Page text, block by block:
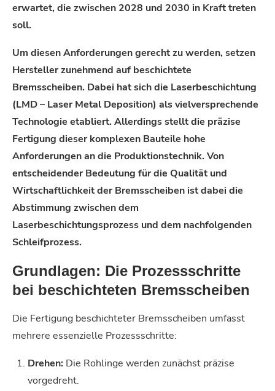
erwartet, die zwischen 2028 und 2030 in Kraft treten
soll.
Um diesen Anforderungen gerecht zu werden, setzen
Hersteller zunehmend auf beschichtete
Bremsscheiben. Dabei hat sich die Laserbeschichtung
(LMD – Laser Metal Deposition) als vielversprechende
Technologie etabliert. Allerdings stellt die präzise
Fertigung dieser komplexen Bauteile hohe
Anforderungen an die Produktionstechnik. Von
entscheidender Bedeutung für die Qualität und
Wirtschaftlichkeit der Bremsscheiben ist dabei die
Abstimmung zwischen dem
Laserbeschichtungsprozess und dem nachfolgenden
Schleifprozess.
Grundlagen: Die Prozessschritte
bei beschichteten Bremsscheiben
Die Fertigung beschichteter Bremsscheiben umfasst
mehrere essenzielle Prozessschritte:
Drehen: Die Rohlinge werden zunächst präzise
vorgedreht.